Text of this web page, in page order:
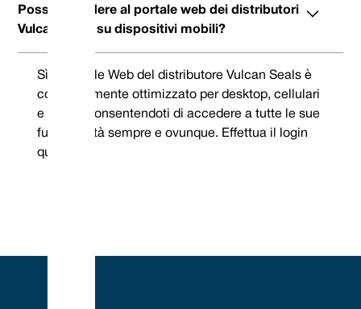
Posso accedere al portale web dei distributori
Vulcan Seals su dispositivi mobili?
Sì, il portale Web del distributore Vulcan Seals è
completamente ottimizzato per desktop, cellulari
e tablet, consentendoti di accedere a tutte le sue
funzionalità sempre e ovunque. Effettua il login
qui.